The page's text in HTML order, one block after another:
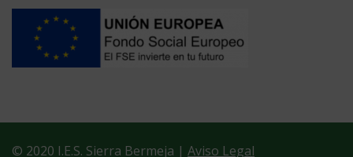
© 2020 I.E.S. Sierra Bermeja | Aviso Legal